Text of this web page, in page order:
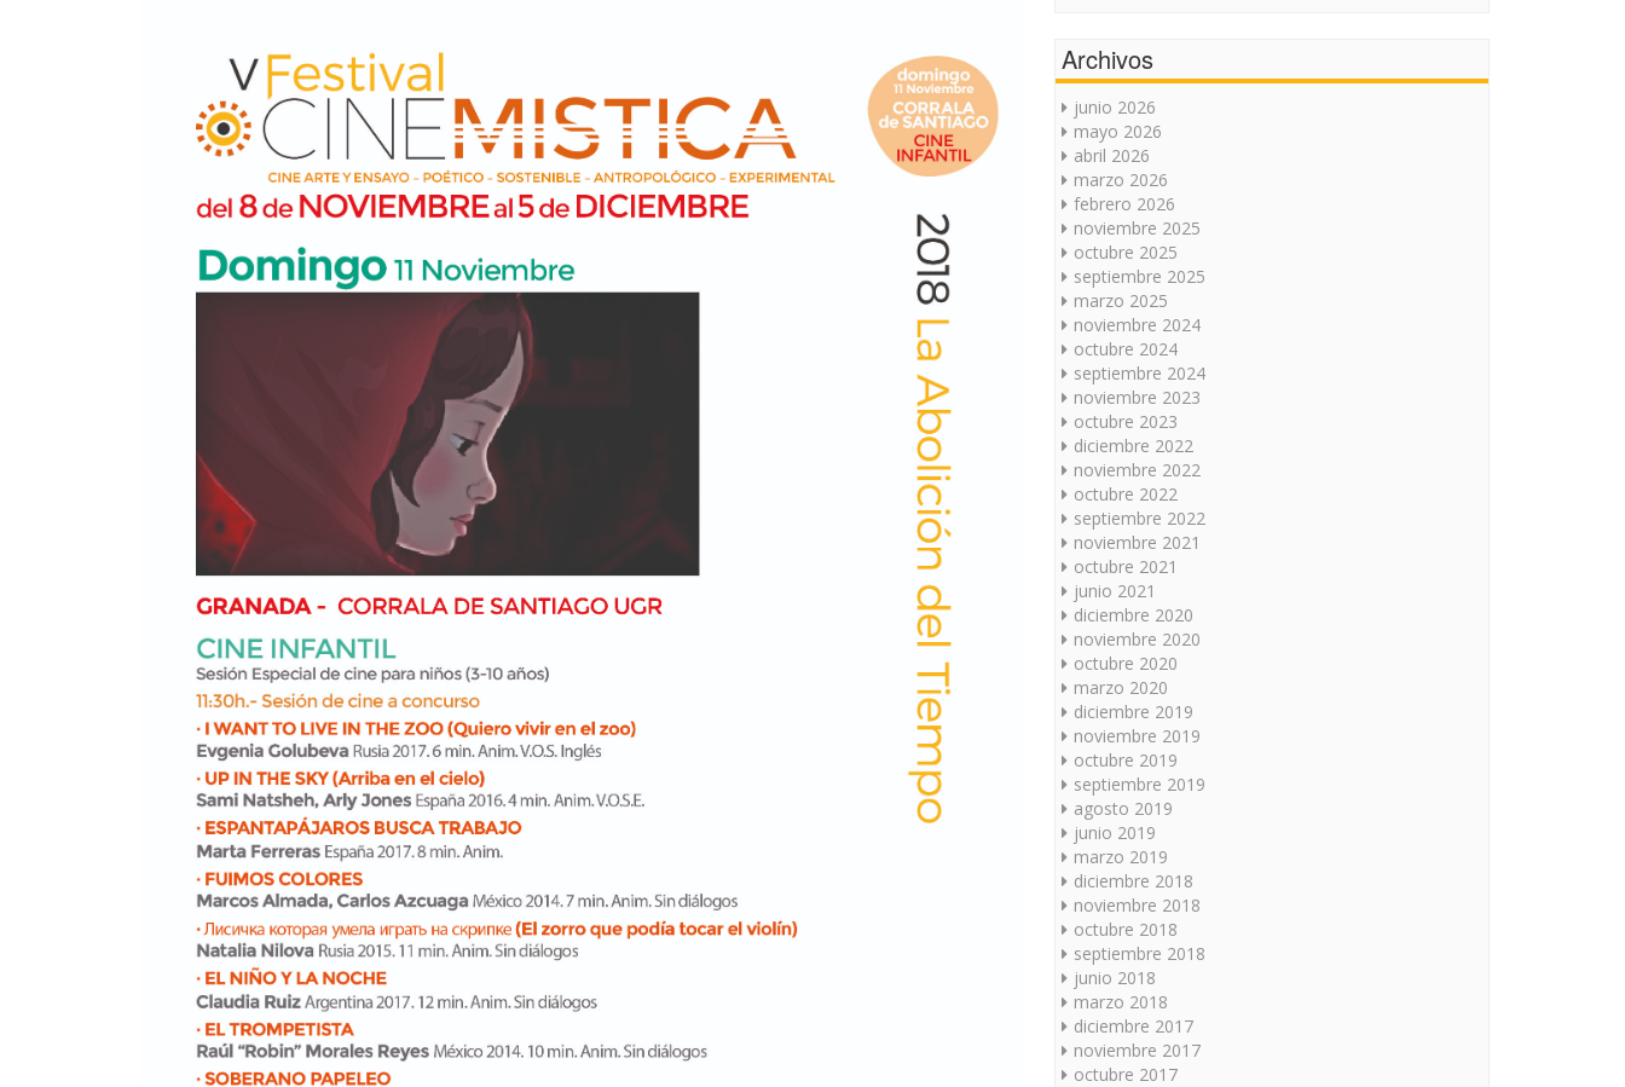
Archivos
junio 2026
mayo 2026
abril 2026
marzo 2026
febrero 2026
noviembre 2025
octubre 2025
septiembre 2025
marzo 2025
noviembre 2024
octubre 2024
septiembre 2024
noviembre 2023
octubre 2023
diciembre 2022
noviembre 2022
octubre 2022
septiembre 2022
noviembre 2021
octubre 2021
junio 2021
diciembre 2020
noviembre 2020
octubre 2020
marzo 2020
diciembre 2019
noviembre 2019
octubre 2019
septiembre 2019
agosto 2019
junio 2019
marzo 2019
diciembre 2018
noviembre 2018
octubre 2018
septiembre 2018
junio 2018
marzo 2018
diciembre 2017
noviembre 2017
octubre 2017